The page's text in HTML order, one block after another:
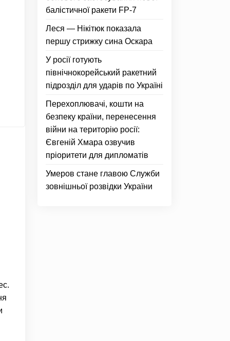
балістичної ракети FP-7
Леся — Нікітюк показала
першу стрижку сина Оскара
У росії готують
північнокорейський ракетний
підрозділ для ударів по Україні
Перехоплювачі, кошти на
безпеку країни, перенесення
війни на територію росії:
Євгеній Хмара озвучив
пріоритети для дипломатів
Умеров стане главою Служби
зовнішньої розвідки України